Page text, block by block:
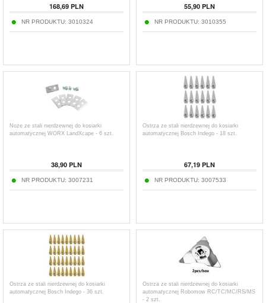
168,69 PLN
NR PRODUKTU: 3010324
55,90 PLN
NR PRODUKTU: 3010355
Noże ze stali nierdzewnej do kosiarki
automatycznej WORX LandXcape - 6 szt.
38,90 PLN
NR PRODUKTU: 3007231
Ostrza ze stali nierdzewnej do kosiarki
automatycznej Bosch Indego - 18 szt.
67,19 PLN
NR PRODUKTU: 3007533
Ostrza ze stali nierdzewnej do kosiarki
automatycznej Bosch Indego - 36 szt.
Ostrza ze stali nierdzewnej do kosiarki
automatycznej Robomow RC/TC/MC/RS/MS
- 2 szt.